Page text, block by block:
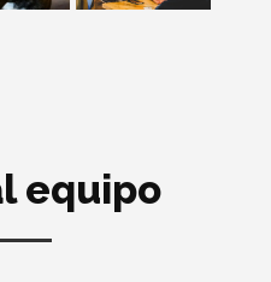
equipo